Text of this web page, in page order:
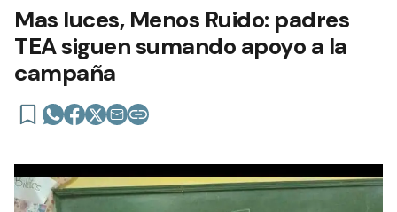
Mas luces, Menos Ruido: padres
TEA siguen sumando apoyo a la
campaña